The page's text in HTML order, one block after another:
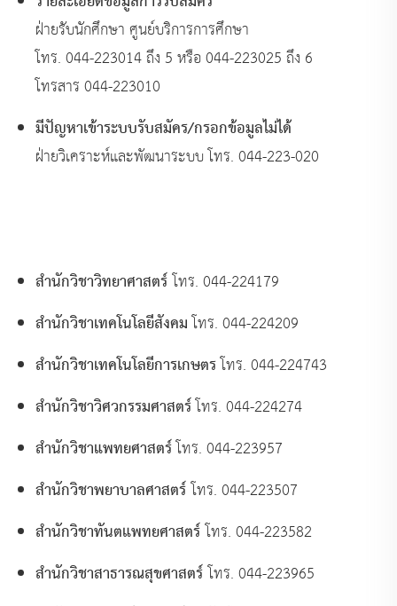
ฝ่ายรับนักศึกษา ศูนย์บริการการศึกษา
โทร. 044-223014 ถึง 5 หรือ 044-223025 ถึง 6
โทรสาร 044-223010
มีปัญหาเข้าระบบรับสมัคร/กรอกข้อมูลไม่ได้
ฝ่ายวิเคราะห์และพัฒนาระบบ โทร. 044-223-020
สำนักวิชาวิทยาศาสตร์โทร. 044-224179
สำนักวิชาเทคโนโลยีสังคมโทร. 044-224209
สำนักวิชาเทคโนโลยีการเกษตรโทร. 044-224743
สำนักวิชาวิศวกรรมศาสตร์โทร. 044-224274
สำนักวิชาแพทยศาสตร์โทร. 044-223957
สำนักวิชาพยาบาลศาสตร์โทร. 044-223507
สำนักวิชาทันตแพทยศาสตร์โทร. 044-223582
สำนักวิชาสาธารณสุขศาสตร์โทร. 044-223965